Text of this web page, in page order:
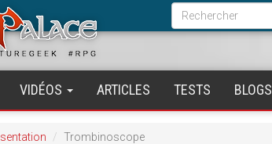
Formulaire
de
recherche
Rechercher
VIDÉOS ARTICLES TESTS BLOGS
Trombinoscope